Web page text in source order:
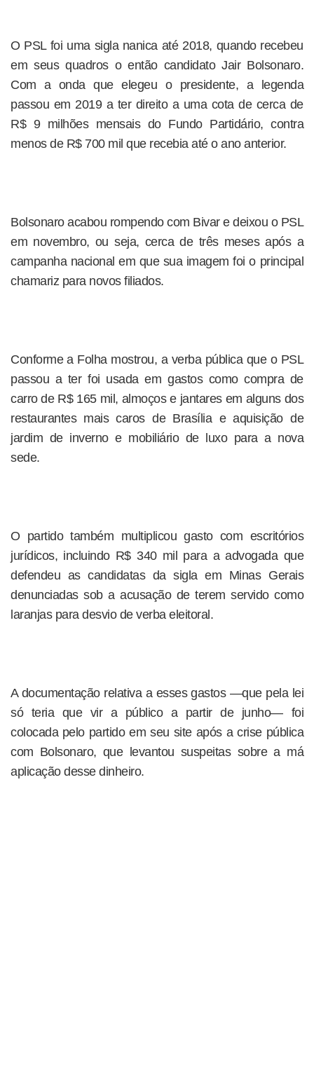
O PSL foi uma sigla nanica até 2018, quando recebeu
em seus quadros o então candidato Jair Bolsonaro.
Com a onda que elegeu o presidente, a legenda
passou em 2019 a ter direito a uma cota de cerca de
R$ 9 milhões mensais do Fundo Partidário, contra
menos de R$ 700 mil que recebia até o ano anterior.
Bolsonaro acabou rompendo com Bivar e deixou o PSL
em novembro, ou seja, cerca de três meses após a
campanha nacional em que sua imagem foi o principal
chamariz para novos filiados.
Conforme a Folha mostrou, a verba pública que o PSL
passou a ter foi usada em gastos como compra de
carro de R$ 165 mil, almoços e jantares em alguns dos
restaurantes mais caros de Brasília e aquisição de
jardim de inverno e mobiliário de luxo para a nova
sede.
O partido também multiplicou gasto com escritórios
jurídicos, incluindo R$ 340 mil para a advogada que
defendeu as candidatas da sigla em Minas Gerais
denunciadas sob a acusação de terem servido como
laranjas para desvio de verba eleitoral.
A documentação relativa a esses gastos —que pela lei
só teria que vir a público a partir de junho— foi
colocada pelo partido em seu site após a crise pública
com Bolsonaro, que levantou suspeitas sobre a má
aplicação desse dinheiro.